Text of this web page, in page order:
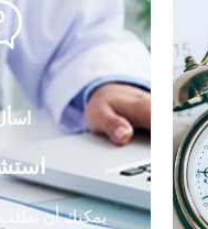
يمكنك أن تطلب